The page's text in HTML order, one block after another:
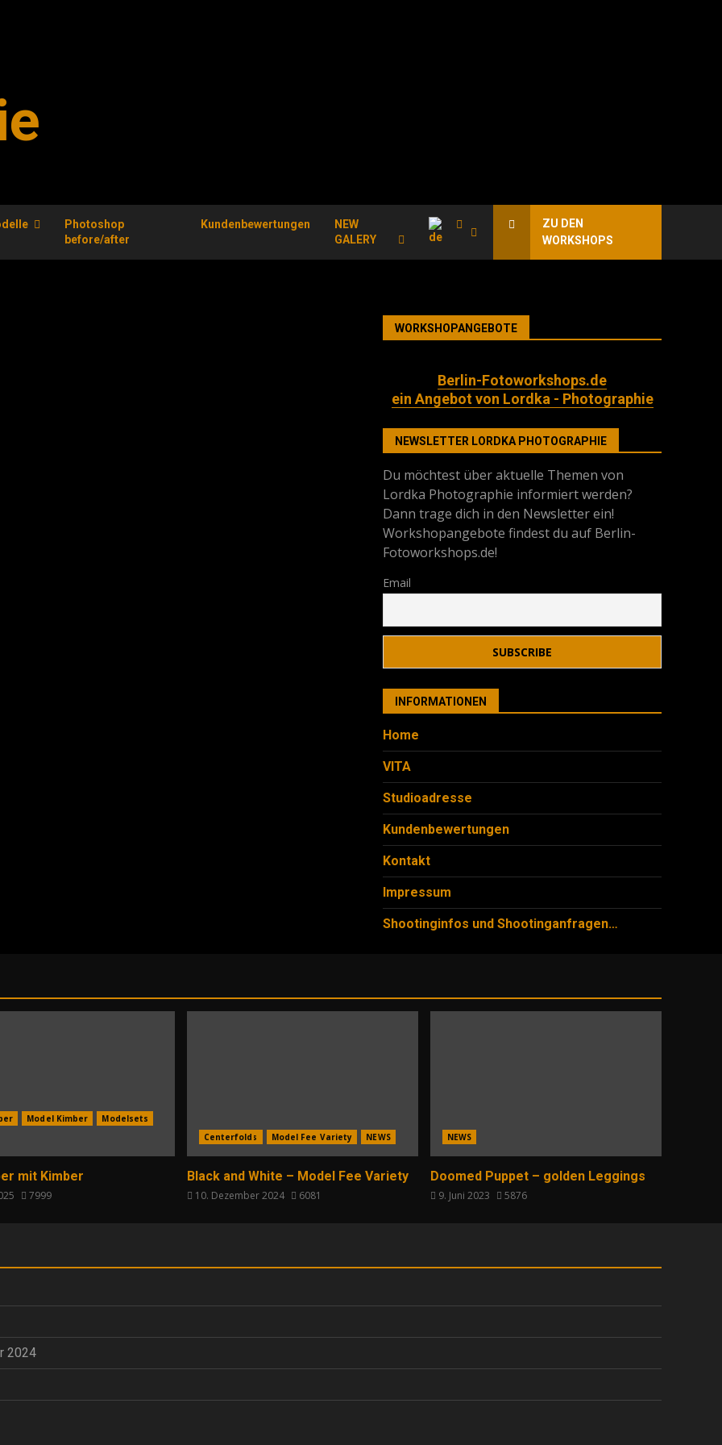
Photoshop
before/after
Kundenbewertungen
NEW
GALERY
ZU DEN
WORKSHOPS
WORKSHOPANGEBOTE
Berlin-Fotoworkshops.de
ein Angebot von Lordka - Photographie
NEWSLETTER LORDKA PHOTOGRAPHIE
Du möchtest über aktuelle Themen von
Lordka Photographie informiert werden?
Dann trage dich in den Newsletter ein!
Workshopangebote findest du auf Berlin-
Fotoworkshops.de!
Email
INFORMATIONEN
Home
VITA
Studioadresse
Kundenbewertungen
Kontakt
Impressum
Shootinginfos und Shootinganfragen…
Model Kimber
Modelsets
mit Kimber
7999
Centerfolds Model Fee Variety NEWS
Black and White – Model Fee Variety
10. Dezember 2024 6081
NEWS
Doomed Puppet – golden Leggings
9. Juni 2023 5876
2024